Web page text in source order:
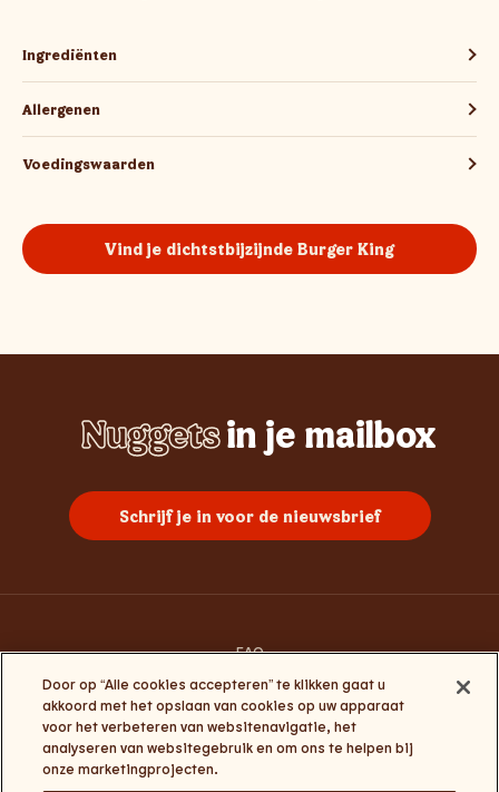
Ingrediënten
Allergenen
Voedingswaarden
Vind je dichtstbijzijnde Burger King
Nuggetsin je mailbox
Schrijf je in voor de nieuwsbrief
FAQ
Algemene gebruiksvoorwaarden
Privacy en cookies
Algemene voorwaarden Click&Collect en My Burger King
Cookie-instellingen
Door op “Alle cookies accepteren” te klikken gaat u
akkoord met het opslaan van cookies op uw apparaat
voor het verbeteren van websitenavigatie, het
analyseren van websitegebruik en om ons te helpen bij
onze marketingprojecten.